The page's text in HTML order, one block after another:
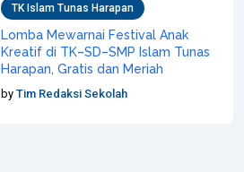
TK Islam Tunas Harapan
Lomba Mewarnai Festival Anak
Kreatif di TK–SD–SMP Islam Tunas
Harapan, Gratis dan Meriah
byTim Redaksi Sekolah